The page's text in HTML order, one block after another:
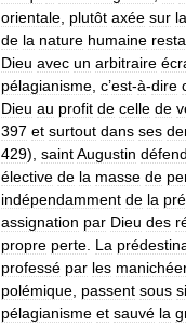
orientale plutôt axée sur la
de la nature humaine
Dieu avec un arbitraire
pélagianisme c’est-à-dire
Dieu au profit de celle de
397 et surtout dans ses
429), saintAugustin défend
élective de la masse de
indépendamment de la
assignation par Dieu des
propre perte La
professé par les
polémique passent sous
pélagianisme et sauvé la